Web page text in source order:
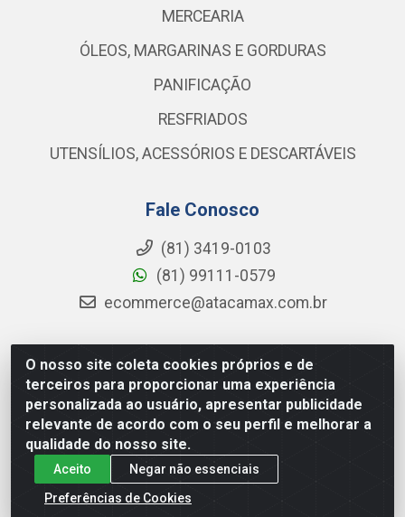
O nosso site coleta cookies próprios e de
terceiros para proporcionar uma experiência
personalizada ao usuário, apresentar publicidade
relevante de acordo com o seu perfil e melhorar a
qualidade do nosso site.
Aceito
Negar não essenciais
Preferências de Cookies
MERCEARIA
ÓLEOS, MARGARINAS E GORDURAS
PANIFICAÇÃO
RESFRIADOS
UTENSÍLIOS, ACESSÓRIOS E DESCARTÁVEIS
Fale Conosco
(81) 3419-0103
(81) 99111-0579
ecommerce@atacamax.com.br
Atacamax Importadora de Alimentos LTDA - RODOVIA BR-
101 - SUL, KM 79,60 GP E GALPAO:D - Muribeca, Jaboatão dos
Guararapes - PE, 54355-010 - CNPJ 08.305.623/0001-84